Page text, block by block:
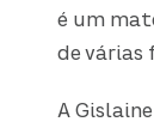
é um
de várias
A